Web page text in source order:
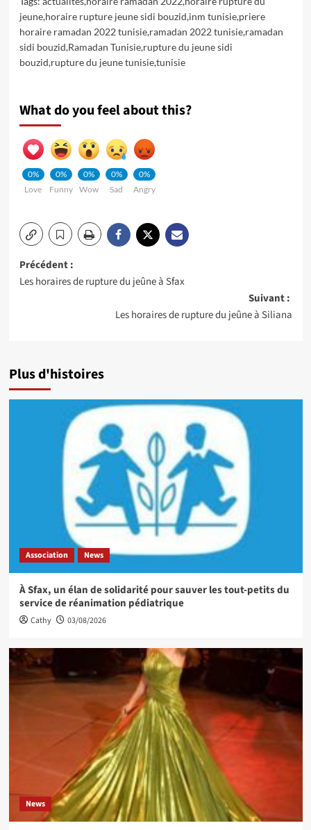
jeune,horaire rupture jeune sidi bouzid,inm tunisie,priere
horaire ramadan 2022 tunisie,ramadan 2022 tunisie,ramadan
sidi bouzid,Ramadan Tunisie,rupture du jeune sidi
bouzid,rupture du jeune tunisie,tunisie
What do you feel about this?
0%
Love
0%
Funny
0%
Wow
0%
Sad
0%
Angry
Navigation
d’article
Précédent :
Les horaires de rupture du jeûne à Sfax
Suivant :
Les horaires de rupture du jeûne à Siliana
Plus d'histoires
Association News
À Sfax, un élan de solidarité pour sauver les tout-petits du
service de réanimation pédiatrique
Cathy 03/08/2026
News